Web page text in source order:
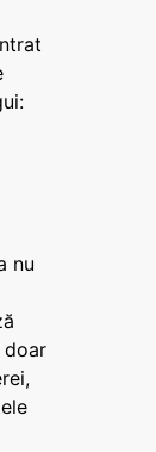
nu
doar